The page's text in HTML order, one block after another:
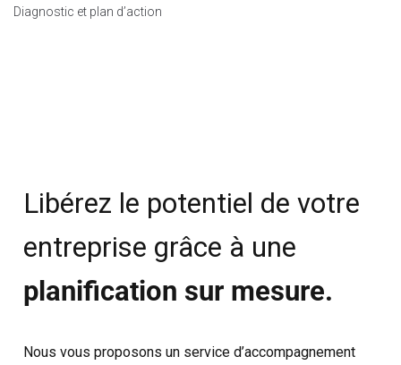
Diagnostic et plan d’action
Libérez le potentiel de votre
entreprise grâce à une
planification sur mesure.
Nous vous proposons un service d’accompagnement